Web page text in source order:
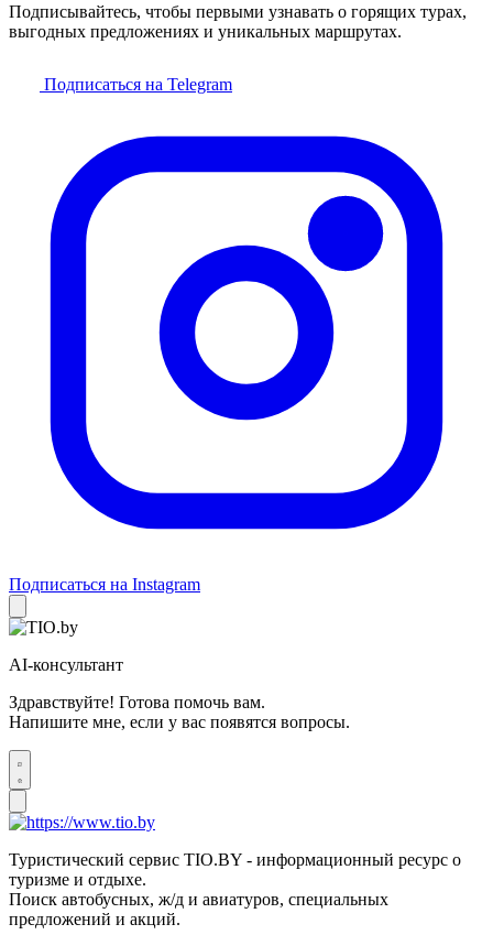
Подписывайтесь, чтобы первыми узнавать о горящих турах,
выгодных предложениях и уникальных маршрутах.
Подписаться на Telegram
Подписаться на Instagram
AI-консультант
Здравствуйте! Готова помочь вам.
Напишите мне, если у вас появятся вопросы.
Туристический сервис TIO.BY - информационный ресурс о
туризме и отдыхе.
Поиск автобусных, ж/д и авиатуров, специальных
предложений и акций.